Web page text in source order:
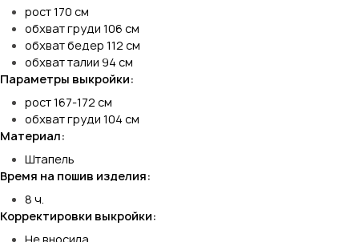
рост 170 см
обхват груди 106 см
обхват бедер 112 см
обхват талии 94 см
Параметры выкройки:
рост 167-172 см
обхват груди 104 см
Материал:
Штапель
Время на пошив изделия:
8 ч.
Корректировки выкройки: